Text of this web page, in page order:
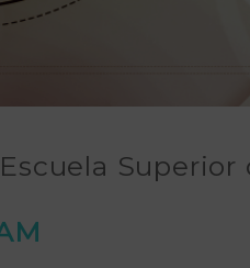
Superior